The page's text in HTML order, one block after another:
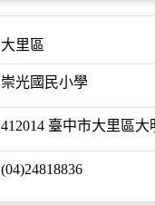
大里區
崇光國民小學
412014 臺中市大里區大
(04)24818836